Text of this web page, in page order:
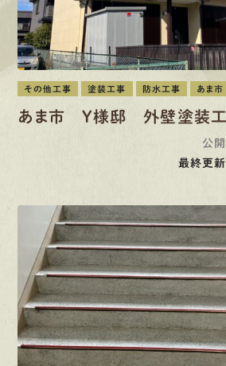
有資格者が、無料建物診
0120-44-
定休日 日曜・祝
Webお問い
LINEでお手
その他工事 塗装工事 防水工事 あま市
あま市 Y様邸 外壁塗装
公
最終更